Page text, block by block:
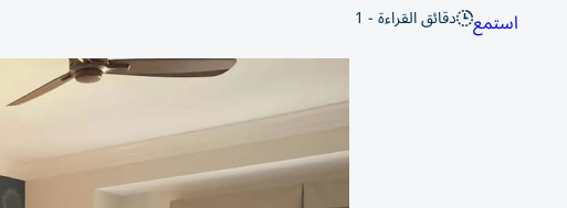
استمع دقائق القراءة - 1